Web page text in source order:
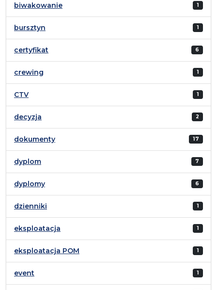
biwakowanie 1
bursztyn 1
certyfikat 6
crewing 1
CTV 1
decyzja 2
dokumenty 17
dyplom 7
dyplomy 6
dzienniki 1
eksploatacja 1
eksploatacja POM 1
event 1